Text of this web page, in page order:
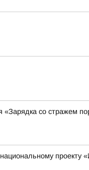
«Зарядка со стражем
проекту